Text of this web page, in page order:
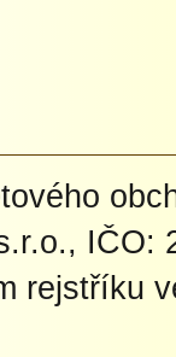
IČO:
rejstříku